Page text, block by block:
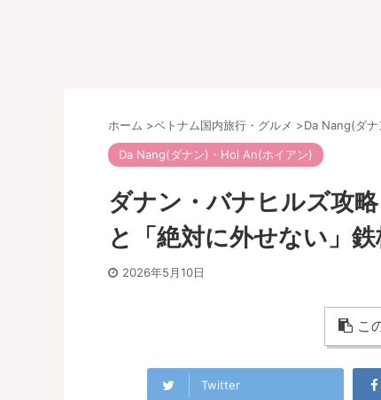
ホーム >ベトナム国内旅行・グルメ >Da Nang(ダ
Da Nang(ダナン)・Hoi An(ホイアン)
ダナン・バナヒルズ攻
と「絶対に外せない」
2026年5月10日
こ
Twitter